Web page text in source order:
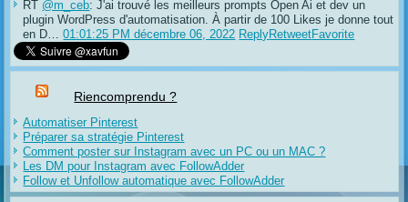
RT @m_ceb: J'ai trouvé les meilleurs prompts Open Ai et dev un
plugin WordPress d'automatisation. À partir de 100 Likes je donne tout
en D…
01:01:25 PM décembre 06, 2022 ReplyRetweetFavorite
Riencomprendu ?
Automatiser Pinterest
Préparer sa stratégie Pinterest
Comment poster sur Instagram avec un PC ou un MAC ?
Les DM pour Instagram avec FollowAdder
Follow et Unfollow automatique avec FollowAdder